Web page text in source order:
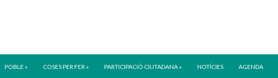
POBLE » COSES PER FER » PARTICIPACIÓ CIUTADANA » NOTÍCIES AGENDA